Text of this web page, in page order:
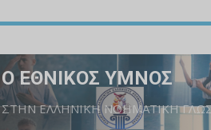
Ο ΕΘΝΙΚΟΣ ΥΜΝΟΣ
ΣΤΗΝ ΕΛΛΗΝΙΚΗ ΝΟΗΜΑΤΙΚΗ